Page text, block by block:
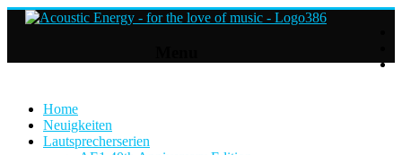
Home
Neuigkeiten
Lautsprecherserien
Lautsprecher